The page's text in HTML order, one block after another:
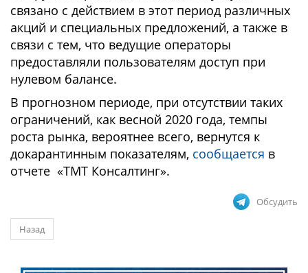
связано с действием в этот период различных
акций и специальных предложений, а также в
связи с тем, что ведущие операторы
предоставляли пользователям доступ при
нулевом балансе.
В прогнозном периоде, при отсутствии таких
ограничений, как весной 2020 года, темпы
роста рынка, вероятнее всего, вернутся к
докарантинным показателям, сообщается в
отчете «ТМТ Консалтинг».
Обсудить
Назад